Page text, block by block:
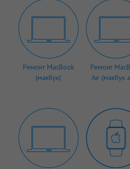
Ремонт MacBook
(макбук)
Ремонт
Air (макбук